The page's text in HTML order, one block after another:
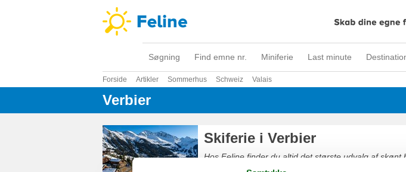
Søgning Find emne nr. Miniferie Last minute
Forside Artikler Sommerhus Schweiz Valais
Verbier
Skiferie i Verbier
Hos Feline finder du altid det største udvalg af skønt
enkelt og sikkert online eller kontakt os hvis du har